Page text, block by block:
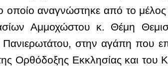
οποίο αναγνώστηκε από το μέλος
Αμμοχώστου κ. Θέμη
στην αγάπη που
Ορθόδοξης Εκκλησίας και του